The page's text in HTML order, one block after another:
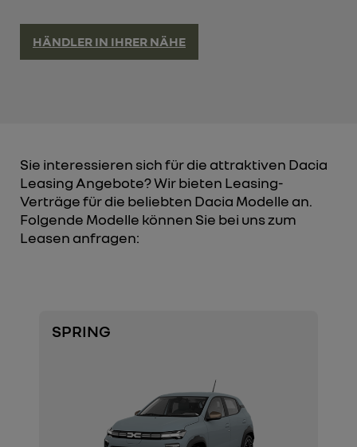
HÄNDLER IN IHRER NÄHE
Sie interessieren sich für die attraktiven Dacia
Leasing Angebote? Wir bieten Leasing-
Verträge für die beliebten Dacia Modelle an.
Folgende Modelle können Sie bei uns zum
Leasen anfragen:
SPRING